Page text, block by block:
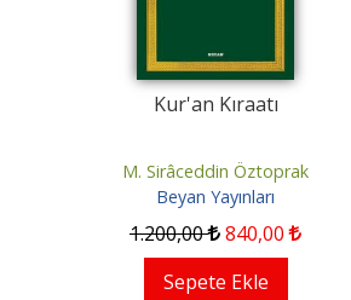
Kur'an Kıraatı
M. Sirâceddin Öztoprak
Beyan Yayınları
1.200,00 840,00
Sepete Ekle